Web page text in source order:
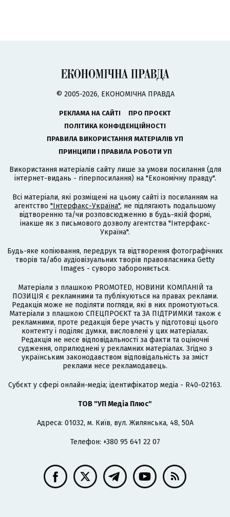
© 2005-2026, ЕКОНОМІЧНА ПРАВДА
РЕКЛАМА НА САЙТІ
ПРО ПРОЄКТ
ПОЛІТИКА КОНФІДЕНЦІЙНОСТІ
ПРАВИЛА ВИКОРИСТАННЯ МАТЕРІАЛІВ УП
ПРИНЦИПИ І ПРАВИЛА РОБОТИ УП
Використання матеріалів сайту лише за умови посилання (для
інтернет-видань - гіперпосилання) на "Економічну правду".
Всі матеріали, які розміщені на цьому сайті із посиланням на
агентство "Інтерфакс-Україна", не підлягають подальшому
відтворенню та/чи розповсюдженню в будь-якій формі,
інакше як з письмового дозволу агентства "Інтерфакс-
Україна".
Будь-яке копіювання, передрук та відтворення фотографічних
творів та/або аудіовізуальних творів правовласника Getty
Images - суворо забороняється.
Матеріали з плашкою PROMOTED, НОВИНИ КОМПАНІЙ та
ПОЗИЦІЯ є рекламними та публікуються на правах реклами.
Редакція може не поділяти погляди, які в них промотуються.
Матеріали з плашкою СПЕЦПРОЄКТ та ЗА ПІДТРИМКИ також є
рекламними, проте редакція бере участь у підготовці цього
контенту і поділяє думки, висловлені у цих матеріалах.
Редакція не несе відповідальності за факти та оціночні
судження, оприлюднені у рекламних матеріалах. Згідно з
українським законодавством відповідальність за зміст
реклами несе рекламодавець.
Cубєкт у сфері онлайн-медіа; ідентифікатор медіа - R40-02163.
ТОВ "УП Медіа Плюс"
Адреса: 01032, м. Київ, вул. Жилянська, 48, 50А
Телефон: +380 95 641 22 07